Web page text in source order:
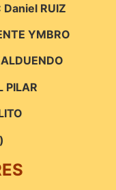
RUIZ
YMBRO
PILAR